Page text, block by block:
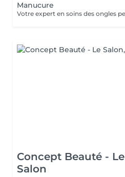
Manucure
Concept Beauté - Le
Salon